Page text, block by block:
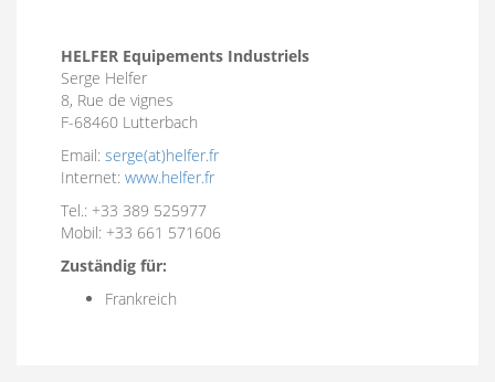
HELFER Equipements Industriels
Serge Helfer
8, Rue de vignes
F-68460 Lutterbach
Email: serge(at)helfer.fr
Internet: www.helfer.fr
Tel.: +33 389 525977
Mobil: +33 661 571606
Zuständig für:
Frankreich